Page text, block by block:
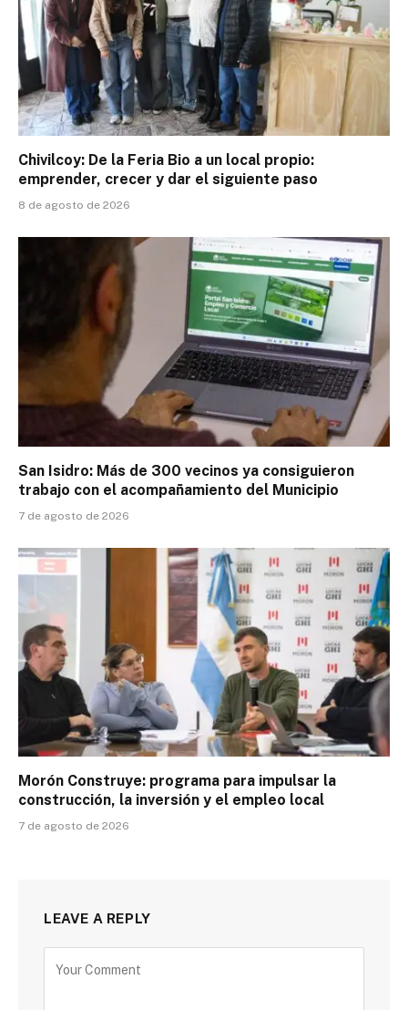
Chivilcoy: De la Feria Bio a un local propio:
emprender, crecer y dar el siguiente paso
8 de agosto de 2026
San Isidro: Más de 300 vecinos ya consiguieron
trabajo con el acompañamiento del Municipio
7 de agosto de 2026
Morón Construye: programa para impulsar la
construcción, la inversión y el empleo local
7 de agosto de 2026
LEAVE A REPLY